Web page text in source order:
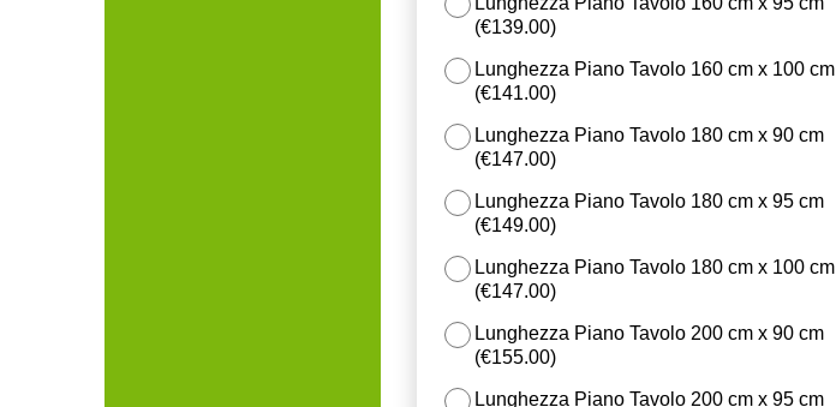
(€139.00)
Lunghezza Piano Tavolo 160 cm x 100 cm
(€141.00)
Lunghezza Piano Tavolo 180 cm x 90 cm
(€147.00)
Lunghezza Piano Tavolo 180 cm x 95 cm
(€149.00)
Lunghezza Piano Tavolo 180 cm x 100 cm
(€147.00)
Lunghezza Piano Tavolo 200 cm x 90 cm
(€155.00)
Lunghezza Piano Tavolo 200 cm x 95 cm